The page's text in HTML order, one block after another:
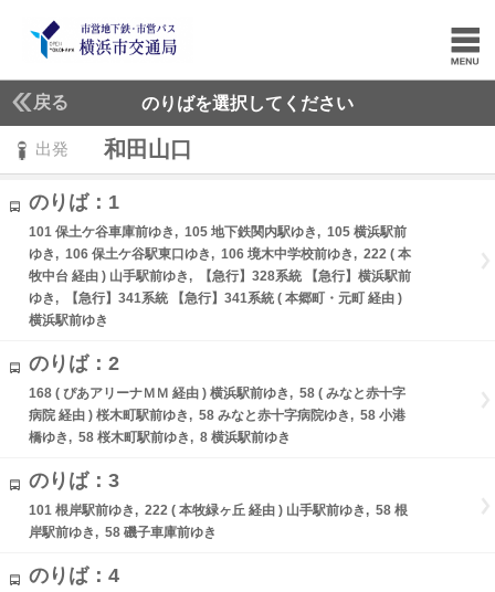
戻る のりばを選択してください
出発 和田山口
のりば：1
101 保土ケ谷車庫前ゆき, 105 地下鉄関内駅ゆき, 105 横浜駅前
ゆき, 106 保土ケ谷駅東口ゆき, 106 境木中学校前ゆき, 222 ( 本
牧中台 経由 ) 山手駅前ゆき, 【急行】328系統 【急行】横浜駅前
ゆき, 【急行】341系統 【急行】341系統 ( 本郷町・元町 経由 )
横浜駅前ゆき
のりば：2
168 ( ぴあアリーナＭＭ 経由 ) 横浜駅前ゆき, 58 ( みなと赤十字
病院 経由 ) 桜木町駅前ゆき, 58 みなと赤十字病院ゆき, 58 小港
橋ゆき, 58 桜木町駅前ゆき, 8 横浜駅前ゆき
のりば：3
101 根岸駅前ゆき, 222 ( 本牧緑ヶ丘 経由 ) 山手駅前ゆき, 58 根
岸駅前ゆき, 58 磯子車庫前ゆき
のりば：4